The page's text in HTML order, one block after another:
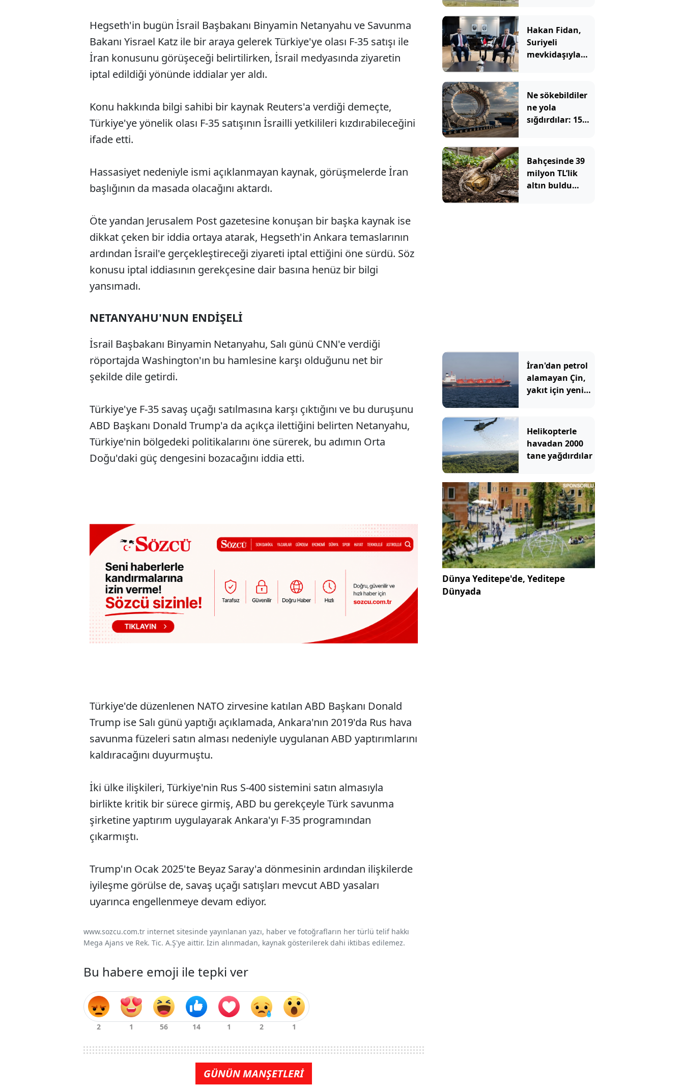
Hegseth'in bugün İsrail Başbakanı Binyamin Netanyahu ve Savunma
Bakanı Yisrael Katz ile bir araya gelerek Türkiye'ye olası F-35 satışı ile
İran konusunu görüşeceği belirtilirken, İsrail medyasında ziyaretin
iptal edildiği yönünde iddialar yer aldı.
Konu hakkında bilgi sahibi bir kaynak Reuters'a verdiği demeçte,
Türkiye'ye yönelik olası F-35 satışının İsrailli yetkilileri kızdırabileceğini
ifade etti.
Hassasiyet nedeniyle ismi açıklanmayan kaynak, görüşmelerde İran
başlığının da masada olacağını aktardı.
Öte yandan Jerusalem Post gazetesine konuşan bir başka kaynak ise
dikkat çeken bir iddia ortaya atarak, Hegseth'in Ankara temaslarının
ardından İsrail'e gerçekleştireceği ziyareti iptal ettiğini öne sürdü. Söz
konusu iptal iddiasının gerekçesine dair basına henüz bir bilgi
yansımadı.
NETANYAHU'NUN ENDİŞELİ
İsrail Başbakanı Binyamin Netanyahu, Salı günü CNN'e verdiği
röportajda Washington'ın bu hamlesine karşı olduğunu net bir
şekilde dile getirdi.
Türkiye'ye F-35 savaş uçağı satılmasına karşı çıktığını ve bu duruşunu
ABD Başkanı Donald Trump'a da açıkça ilettiğini belirten Netanyahu,
Türkiye'nin bölgedeki politikalarını öne sürerek, bu adımın Orta
Doğu'daki güç dengesini bozacağını iddia etti.
Türkiye'de düzenlenen NATO zirvesine katılan ABD Başkanı Donald
Trump ise Salı günü yaptığı açıklamada, Ankara'nın 2019'da Rus hava
savunma füzeleri satın alması nedeniyle uygulanan ABD yaptırımlarını
kaldıracağını duyurmuştu.
İki ülke ilişkileri, Türkiye'nin Rus S-400 sistemini satın almasıyla
birlikte kritik bir sürece girmiş, ABD bu gerekçeyle Türk savunma
şirketine yaptırım uygulayarak Ankara'yı F-35 programından
çıkarmıştı.
Trump'ın Ocak 2025'te Beyaz Saray'a dönmesinin ardından ilişkilerde
iyileşme görülse de, savaş uçağı satışları mevcut ABD yasaları
uyarınca engellenmeye devam ediyor.
www.sozcu.com.tr internet sitesinde yayınlanan yazı, haber ve fotoğrafların her türlü telif hakkı
Mega Ajans ve Rek. Tic. A.Ş'ye aittir. İzin alınmadan, kaynak gösterilerek dahi iktibas edilemez.
Bu habere emoji ile tepki ver
GÜNÜN MANŞETLERİ
Hakan Fidan,
Suriyeli
mevkidaşıyla
Ne sökebildiler
ne yola
sığdırdılar: 15
günde böyle
taşıdılar
Bahçesinde 39
milyon TL’lik
altın buldu
İran'dan petrol
alamayan Çin,
yakıt için yeni
Helikopterle
havadan 2000
tane yağdırdılar
Dünya Yeditepe'de, Yeditepe
Dünyada